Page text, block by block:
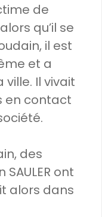
de
qu’il se
il est
et a
Il vivait
en contact
des
ont
alors dans